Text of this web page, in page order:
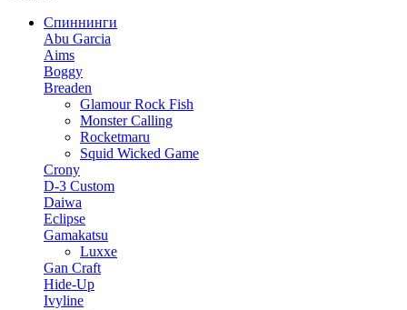
Спиннинги
Abu Garcia
Aims
Boggy
Breaden
Glamour Rock Fish
Monster Calling
Rocketmaru
Squid Wicked Game
Crony
D-3 Custom
Daiwa
Eclipse
Gamakatsu
Luxxe
Gan Craft
Hide-Up
Ivyline